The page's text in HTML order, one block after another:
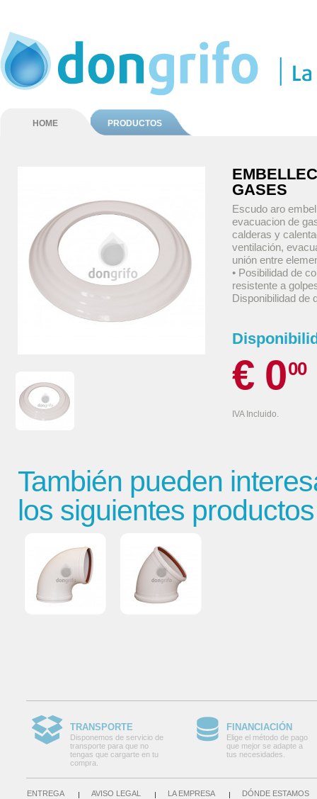
HOME PRODUCTOS
GASES
Escudo aro
evacuacion de
calderas y
ventilación,
unión entre
• Posibilidad de
resistente a
Disponibilidad de
€ 000
IVA Incluido.
También pueden
los siguientes productos
TRANSPORTE
Disponemos de servicio de
transporte para que no
tengas que cargarte en tu
compra.
FINANCIACIÓN
Elige el método de pago
que mejor se adapte a
tus necesidades.
ENTREGA AVISO LEGAL LA EMPRESA DÓNDE ESTAMOS